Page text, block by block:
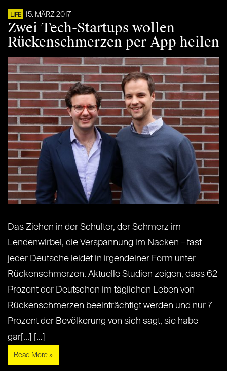
LIFE 15. MÄRZ 2017
Zwei Tech-Startups wollen
Rückenschmerzen per App heilen
Das Ziehen in der Schulter, der Schmerz im
Lendenwirbel, die Verspannung im Nacken – fast
jeder Deutsche leidet in irgendeiner Form unter
Rückenschmerzen. Aktuelle Studien zeigen, dass 62
Prozent der Deutschen im täglichen Leben von
Rückenschmerzen beeinträchtigt werden und nur 7
Prozent der Bevölkerung von sich sagt, sie habe
gar[...] [...]
Read More »